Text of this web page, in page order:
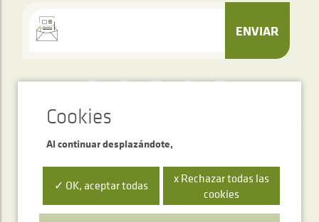
ENVIAR
Servicio de atención telefónica
+34 948 563 511
Al continuar desplazándote,
✓ OK, aceptar todas
x Rechazar todas las
cookies